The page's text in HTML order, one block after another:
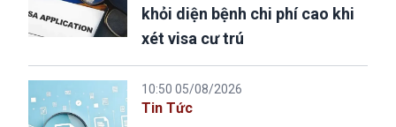
khỏi diện bệnh chi phí cao khi
xét visa cư trú
10:50 05/08/2026
Tin Tức